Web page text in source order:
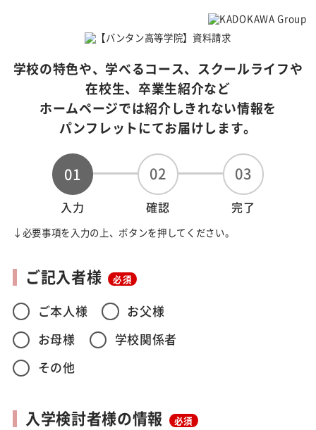
学校の特色や、学べるコース、スクールライフや
在校生、卒業生紹介など
ホームページでは紹介しきれない情報を
パンフレットにてお届けします。
01
入力
02
確認
03
完了
↓必要事項を入力の上、ボタンを押してください。
ご記入者様 必須
ご本人様
お父様
お母様
学校関係者
その他
入学検討者様の情報 必須